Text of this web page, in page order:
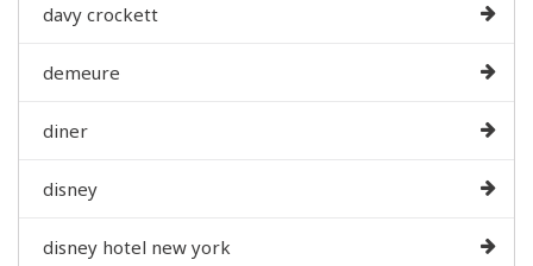
davy crockett
demeure
diner
disney
disney hotel new york